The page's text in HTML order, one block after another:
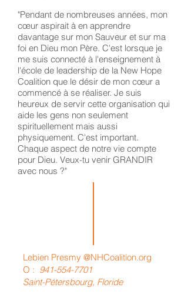
"Pendant de nombreuses années, mon
cœur aspirait à en apprendre
davantage sur mon Sauveur et sur ma
foi en Dieu mon Père. C'est lorsque je
me suis connecté à l'enseignement à
l'école de leadership de la New Hope
Coalition que le désir de mon cœur a
commencé à se réaliser. Je suis
heureux de servir cette organisation qui
aide les gens non seulement
spirituellement mais aussi
physiquement. C'est important.
Chaque aspect de notre vie compte
pour Dieu. Veux-tu venir GRANDIR
avec nous ?"
Lebien Presmy @NHCoalition.org
O : 941-554-7701
Saint-Pétersbourg, Floride